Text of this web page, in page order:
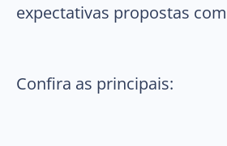
expectativas propostas
Confira as principais: